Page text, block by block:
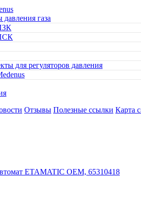
давления газа
для регуляторов давления
Отзывы Полезные ссылки Карта
ETAMATIC OEM, 65310418